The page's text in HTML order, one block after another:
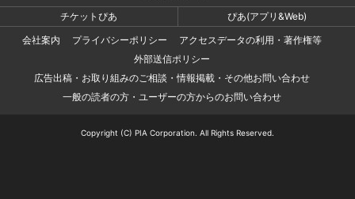
チケットぴあ
ぴあ(アプリ&Web)
会社案内
プライバシーポリシー
アクセスデータの利用・著作権等
外部送信ポリシー
広告出稿・お取り組みのご相談・情報掲載・その他お問い合わせ
一般の読者の方・ユーザーの方からのお問い合わせ
Copyright (C) PIA Corporation. All Rights Reserved.